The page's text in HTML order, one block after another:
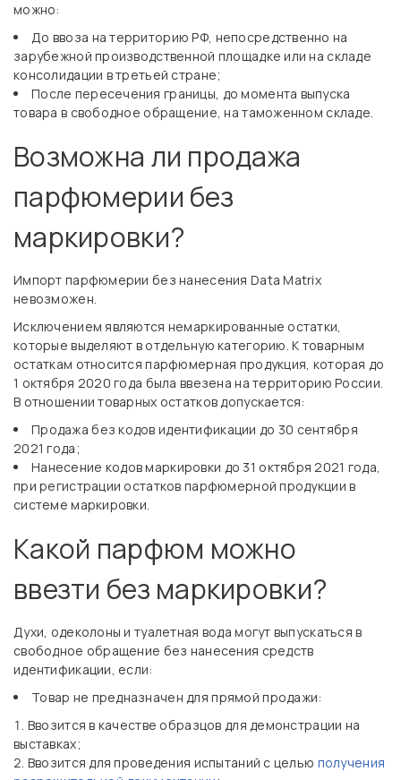
можно:
До ввоза на территорию РФ, непосредственно на
зарубежной производственной площадке или на складе
консолидации в третьей стране;
После пересечения границы, до момента выпуска
товара в свободное обращение, на таможенном складе.
Возможна ли продажа
парфюмерии без
маркировки?
Импорт парфюмерии без нанесения Data Matrix
невозможен.
Исключением являются немаркированные остатки,
которые выделяют в отдельную категорию. К товарным
остаткам относится парфюмерная продукция, которая до
1 октября 2020 года была ввезена на территорию России.
В отношении товарных остатков допускается:
Продажа без кодов идентификации до 30 сентября
2021 года;
Нанесение кодов маркировки до 31 октября 2021 года,
при регистрации остатков парфюмерной продукции в
системе маркировки.
Какой парфюм можно
ввезти без маркировки?
Духи, одеколоны и туалетная вода могут выпускаться в
свободное обращение без нанесения средств
идентификации, если:
Товар не предназначен для прямой продажи:
Ввозится в качестве образцов для демонстрации на
выставках;
Ввозится для проведения испытаний с целью получения